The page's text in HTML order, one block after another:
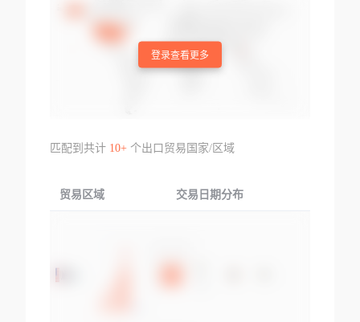
登录查看更多
匹配到共计 10+个出口贸易国家/区域
贸易区域 交易日期分布